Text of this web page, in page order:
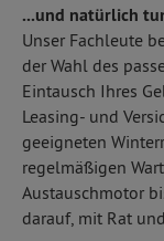
...und natürlich
Unser Fachleute
der Wahl des
Eintausch Ihres
Leasing- und
geeigneten
regelmäßigen
Austauschmotor
darauf, mit Rat